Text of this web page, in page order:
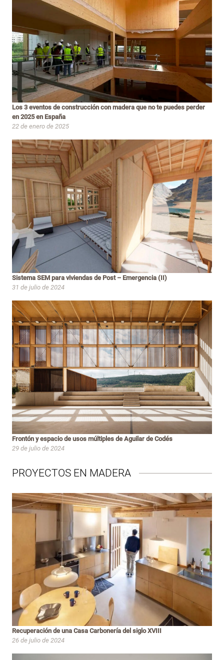
Los 3 eventos de construcción con madera que no te puedes perder
en 2025 en España
22 de enero de 2025
Sistema SEM para viviendas de Post – Emergencia (II)
31 de julio de 2024
Frontón y espacio de usos múltiples de Aguilar de Codés
29 de julio de 2024
PROYECTOS EN MADERA
Recuperación de una Casa Carbonería del siglo XVIII
26 de julio de 2024